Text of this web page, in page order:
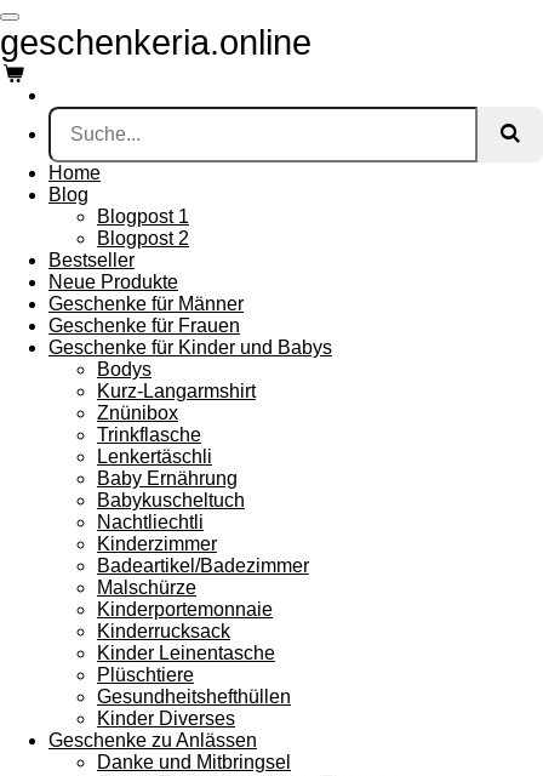
Zum
Hauptinhalt
springen
geschenkeria.online
Home
Blog
Blogpost 1
Blogpost 2
Bestseller
Neue Produkte
Geschenke für Männer
Geschenke für Frauen
Geschenke für Kinder und Babys
Bodys
Kurz-Langarmshirt
Znünibox
Trinkflasche
Lenkertäschli
Baby Ernährung
Babykuscheltuch
Nachtliechtli
Kinderzimmer
Badeartikel/Badezimmer
Malschürze
Kinderportemonnaie
Kinderrucksack
Kinder Leinentasche
Plüschtiere
Gesundheitshefthüllen
Kinder Diverses
Geschenke zu Anlässen
Danke und Mitbringsel